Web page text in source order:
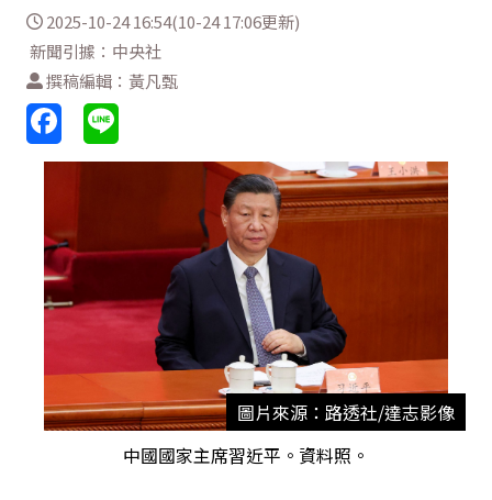
2025-10-24 16:54(10-24 17:06更新)
新聞引據：中央社
撰稿編輯：黃凡甄
圖片來源：路透社/達志影像
中國國家主席習近平。資料照。